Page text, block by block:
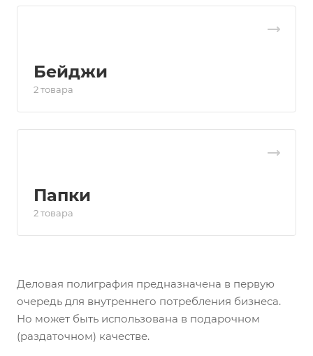
Бейджи
2 товара
Папки
2 товара
Деловая полиграфия предназначена в первую
очередь для внутреннего потребления бизнеса.
Но может быть использована в подарочном
(раздаточном) качестве.